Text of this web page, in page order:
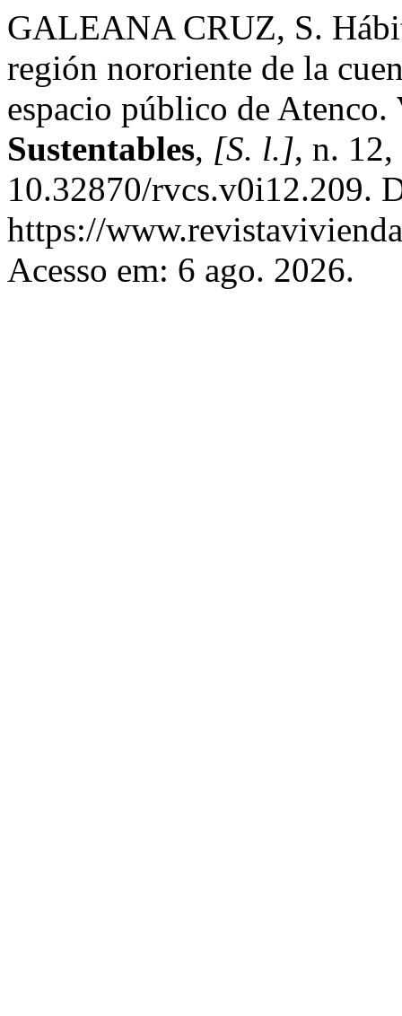
GALEANA CRUZ, S.
región nororiente de la
espacio público de Atenco.
Sustentables, [S. l.], n.
10.32870/rvcs.v0i12.209.
https://
Acesso em: 6 ago. 2026.